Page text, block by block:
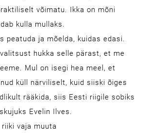
võimatu. Ikka on mõni
kulla mullaks.
peatuda ja mõelda, kuidas edasi.
hukka selle pärast, et me
Mul on isegi hea meel, et
küll närviliselt, kuid siiski õiges
rääkida, siis Eesti riigile sobiks
Evelin Ilves.
vaja muuta